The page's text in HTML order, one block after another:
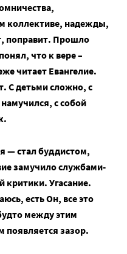
коллективе, надежды,
поправит. Прошло
что к вере –
читает Евангелие.
С детьми сложно, с
с собой
— стал буддистом,
замучило службами-
критики. Угасание.
есть Он, все это
между этим
появляется зазор.